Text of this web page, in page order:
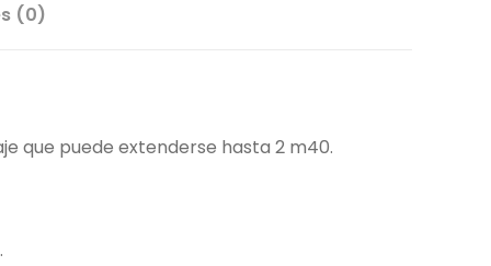
(0)
que puede extenderse hasta 2 m40.